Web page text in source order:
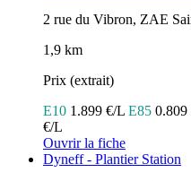
2 rue du Vibron, ZAE
1,9 km
Prix (extrait)
E10 1.899 €/L E85 0.809
€/L
Ouvrir la fiche
Dyneff - Plantier Station